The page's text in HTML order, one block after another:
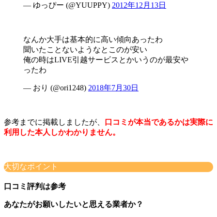
— ゆっぴー (@YUUPPY) 2012年12月13日
なんか大手は基本的に高い傾向あったわ
聞いたことないようなとこのが安い
俺の時はLIVE引越サービスとかいうのが最安や
ったわ
— おり (@ori1248) 2018年7月30日
参考までに掲載しましたが、
口コミが本当であるかは実際に
利用した本人しかわかりません。
大切なポイント
口コミ評判は参考
あなたがお願いしたいと思える業者か？